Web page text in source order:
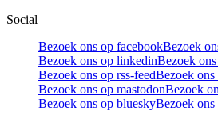
Social
Bezoek ons op facebookBezoek
Bezoek ons op linkedinBezoek
Bezoek ons op rss-feedBezoek ons
Bezoek ons op mastodonBezoek
Bezoek ons op blueskyBezoek ons